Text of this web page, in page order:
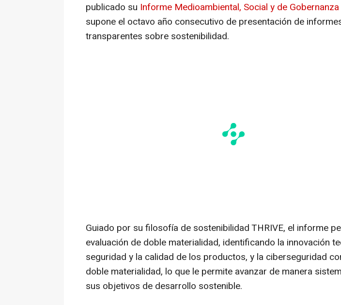
publicado su Informe Medioambiental, Social y de
supone el octavo año consecutivo de presentación de
transparentes sobre sostenibilidad.
Guiado por su filosofía de sostenibilidad THRIVE, el informe
evaluación de doble materialidad, identificando la innovación
seguridad y la calidad de los productos, y la ciberseguridad
doble materialidad, lo que le permite avanzar de manera
sus objetivos de desarrollo sostenible.